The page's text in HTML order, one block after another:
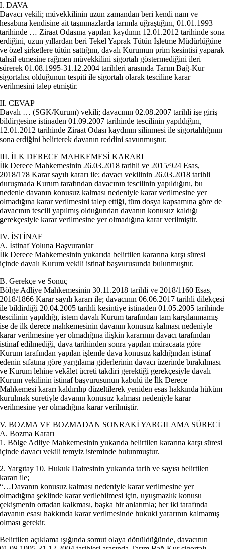
I. DAVA
Davacı vekili; müvekkilinin uzun zamandan beri kendi nam ve
hesabına kendisine ait taşınmazlarda tarımla uğraştığını, 01.01.1993
tarihinde … Ziraat Odasına yapılan kaydının 12.01.2012 tarihinde sona
erdiğini, uzun yıllardan beri Tekel Yaprak Tütün İşletme Müdürlüğüne
ve özel şirketlere tütün sattığını, davalı Kurumun prim kesintisi yaparak
tahsil etmesine rağmen müvekkilini sigortalı göstermediğini ileri
sürerek 01.08.1995-31.12.2004 tarihleri arasında Tarım Bağ-Kur
sigortalısı olduğunun tespiti ile sigortalı olarak tesciline karar
verilmesini talep etmiştir.
II. CEVAP
Davalı … (SGK/Kurum) vekili; davacının 02.08.2007 tarihli işe giriş
bildirgesine istinaden 01.09.2007 tarihinde tescilinin yapıldığını,
12.01.2012 tarihinde Ziraat Odası kaydının silinmesi ile sigortalılığının
sona erdiğini belirterek davanın reddini savunmuştur.
III. İLK DERECE MAHKEMESİ KARARI
İlk Derece Mahkemesinin 26.03.2018 tarihli ve 2015/924 Esas,
2018/178 Karar sayılı kararı ile; davacı vekilinin 26.03.2018 tarihli
duruşmada Kurum tarafından davacının tescilinin yapıldığını, bu
nedenle davanın konusuz kalması nedeniyle karar verilmesine yer
olmadığına karar verilmesini talep ettiği, tüm dosya kapsamına göre de
davacının tescili yapılmış olduğundan davanın konusuz kaldığı
gerekçesiyle karar verilmesine yer olmadığına karar verilmiştir.
IV. İSTİNAF
A. İstinaf Yoluna Başvuranlar
İlk Derece Mahkemesinin yukarıda belirtilen kararına karşı süresi
içinde davalı Kurum vekili istinaf başvurusunda bulunmuştur.
B. Gerekçe ve Sonuç
Bölge Adliye Mahkemesinin 30.11.2018 tarihli ve 2018/1160 Esas,
2018/1866 Karar sayılı kararı ile; davacının 06.06.2017 tarihli dilekçesi
ile bildirdiği 20.04.2005 tarihli kesintiye istinaden 01.05.2005 tarihinde
tescilinin yapıldığı, istem davalı Kurum tarafından tam karşılanmamış
ise de ilk derece mahkemesinin davanın konusuz kalması nedeniyle
karar verilmesine yer olmadığına ilişkin kararının davacı tarafından
istinaf edilmediği, dava tarihinden sonra yapılan müracaata göre
Kurum tarafından yapılan işlemle dava konusuz kaldığından istinaf
edenin sıfatına göre yargılama giderlerinin davacı üzerinde bırakılması
ve Kurum lehine vekâlet ücreti takdiri gerektiği gerekçesiyle davalı
Kurum vekilinin istinaf başvurusunun kabulü ile İlk Derece
Mahkemesi kararı kaldırılıp düzeltilerek yeniden esas hakkında hüküm
kurulmak suretiyle davanın konusuz kalması nedeniyle karar
verilmesine yer olmadığına karar verilmiştir.
V. BOZMA VE BOZMADAN SONRAKİ YARGILAMA SÜRECİ
A. Bozma Kararı
1. Bölge Adliye Mahkemesinin yukarıda belirtilen kararına karşı süresi
içinde davacı vekili temyiz isteminde bulunmuştur.
2. Yargıtay 10. Hukuk Dairesinin yukarıda tarih ve sayısı belirtilen
kararı ile;
“…Davanın konusuz kalması nedeniyle karar verilmesine yer
olmadığına şeklinde karar verilebilmesi için, uyuşmazlık konusu
çekişmenin ortadan kalkması, başka bir anlatımla; her iki tarafında
davanın esası hakkında karar verilmesinde hukuki yararının kalmamış
olması gerekir.
Belirtilen açıklama ışığında somut olaya dönüldüğünde, davacının